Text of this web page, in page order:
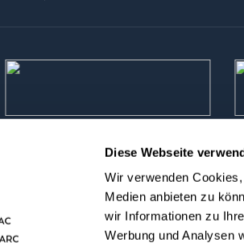
Diese Webseite
Wir verwenden
Medien anbieten zu
wir Informationen zu
Werbung und Analysen
Datenschutzrichtlinie Disclaimer